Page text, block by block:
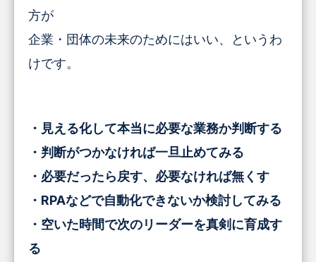
方が
企業・団体の未来のためにはいい、というわ
けです。
・見える化して本当に必要な業務か判断する
・判断がつかなければ一旦止めてみる
・必要だったら戻す、必要なければ無くす
・RPAなどで自動化できないか検討してみる
・空いた時間で次のリーダーを真剣に育成す
る